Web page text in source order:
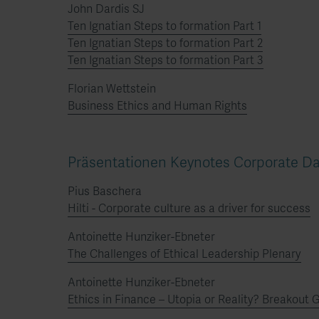
John Dardis SJ
Ten Ignatian Steps to formation Part 1
Ten Ignatian Steps to formation Part 2
Ten Ignatian Steps to formation Part 3
Florian Wettstein
Business Ethics and Human Rights
Präsentationen Keynotes Corporate
Pius Baschera
Hilti - Corporate culture as a driver for success
Antoinette Hunziker-Ebneter
The Challenges of Ethical Leadership Plenary
Antoinette Hunziker-Ebneter
Ethics in Finance – Utopia or Reality? Breakout